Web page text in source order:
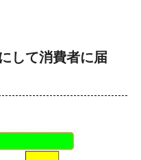
して消費者に届